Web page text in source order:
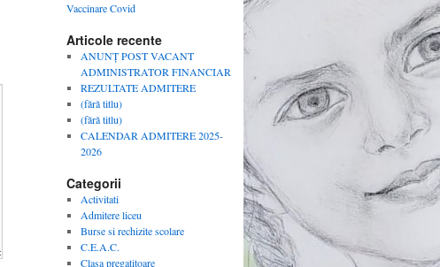
Vaccinare Covid
Articole recente
ANUNȚ POST VACANT
ADMINISTRATOR FINANCIAR
REZULTATE ADMITERE
(fără titlu)
(fără titlu)
CALENDAR ADMITERE 2025-
2026
Categorii
Activitati
Admitere liceu
Burse si rechizite scolare
C.E.A.C.
Clasa pregatitoare